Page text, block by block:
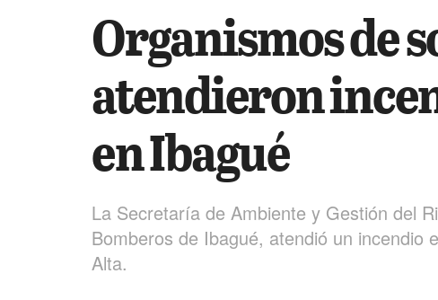
Organismos de
atendieron
en Ibagué
La Secretaría de Ambiente y Gestión del
Bomberos de Ibagué, atendió un incendio
Alta.